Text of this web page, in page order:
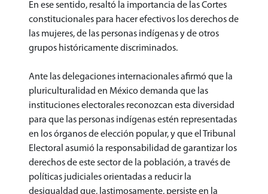
En ese sentido, resaltó la importancia de las Cortes
constitucionales para hacer efectivos los derechos de
las mujeres, de las personas indígenas y de otros
grupos históricamente discriminados.
Ante las delegaciones internacionales afirmó que la
pluriculturalidad en México demanda que las
instituciones electorales reconozcan esta diversidad
para que las personas indígenas estén representadas
en los órganos de elección popular, y que el Tribunal
Electoral asumió la responsabilidad de garantizar los
derechos de este sector de la población, a través de
políticas judiciales orientadas a reducir la
desigualdad que, lastimosamente, persiste en la